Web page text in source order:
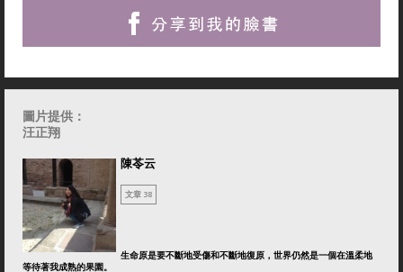
圖片提供：
汪正翔
陳苓云
文章 38
生命原是要不斷地受傷和不斷地復原，世界仍然是一個在溫柔地
等待著我成熟的果園。